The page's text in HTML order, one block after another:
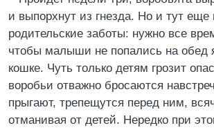
и выпорхнут из гнезда. Но и тут еще
родительские заботы: нужно все
чтобы малыши не попались на обед
кошке. Чуть только детям грозит
воробьи отважно бросаются
прыгают, трепещутся перед ним,
отманивая от детей. Нередко при